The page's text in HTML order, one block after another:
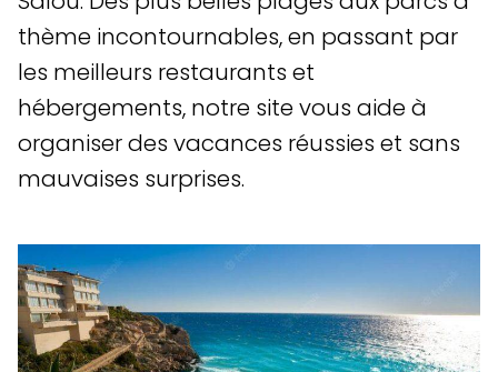
thème incontournables, en passant par
les meilleurs restaurants et
hébergements, notre site vous aide à
organiser des vacances réussies et sans
mauvaises surprises.